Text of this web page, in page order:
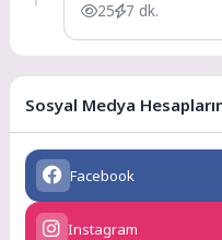
25
7 dk.
Sosyal Medya
Facebook
Instagram